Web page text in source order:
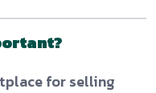
for selling